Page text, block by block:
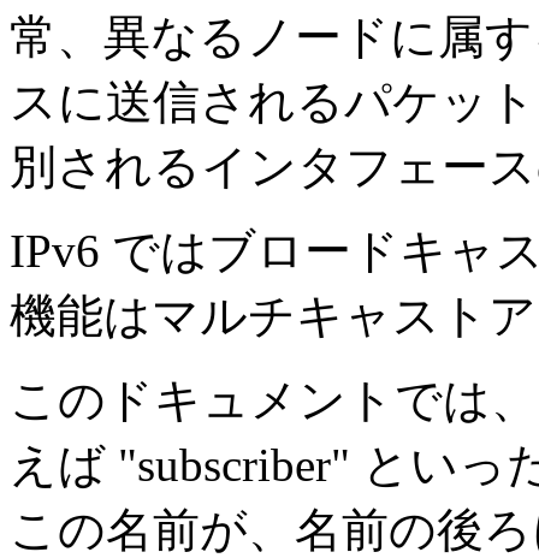
常、異なるノードに属
スに送信されるパケッ
別されるインタフェー
IPv6 ではブロードキャ
機能はマルチキャスト
このドキュメントでは
えば "subscriber" とい
この名前が、名前の後